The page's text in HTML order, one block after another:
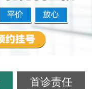
首诊责任